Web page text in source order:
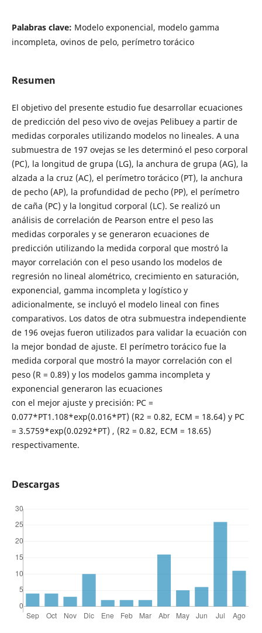
Palabras clave: Modelo exponencial, modelo gamma
incompleta, ovinos de pelo, perímetro torácico
Resumen
El objetivo del presente estudio fue desarrollar ecuaciones
de predicción del peso vivo de ovejas Pelibuey a partir de
medidas corporales utilizando modelos no lineales. A una
submuestra de 197 ovejas se les determinó el peso corporal
(PC), la longitud de grupa (LG), la anchura de grupa (AG), la
alzada a la cruz (AC), el perímetro torácico (PT), la anchura
de pecho (AP), la profundidad de pecho (PP), el perímetro
de caña (PC) y la longitud corporal (LC). Se realizó un
análisis de correlación de Pearson entre el peso las
medidas corporales y se generaron ecuaciones de
predicción utilizando la medida corporal que mostró la
mayor correlación con el peso usando los modelos de
regresión no lineal alométrico, crecimiento en saturación,
exponencial, gamma incompleta y logístico y
adicionalmente, se incluyó el modelo lineal con fines
comparativos. Los datos de otra submuestra independiente
de 196 ovejas fueron utilizados para validar la ecuación con
la mejor bondad de ajuste. El perímetro torácico fue la
medida corporal que mostró la mayor correlación con el
peso (R = 0.89) y los modelos gamma incompleta y
exponencial generaron las ecuaciones
con el mejor ajuste y precisión: PC =
0.077*PT1.108*exp(0.016*PT) (R2 = 0.82, ECM = 18.64) y PC
= 3.5759*exp(0.0292*PT) , (R2 = 0.82, ECM = 18.65)
respectivamente.
Descargas